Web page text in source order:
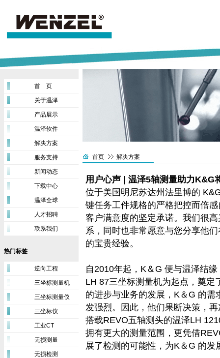
首 页
关于温泽
产品展示
温泽软件
解决方案
服务支持
新闻动态
下载中心
温泽全球
人才招聘
联系我们
热门标签
逆向工程
三坐标测量机
三坐标测量仪
三坐标仪
工业CT
无损测量
无损检测
首页 解决方案
用户心声 | 温泽5轴测量助力K&G
位于美国明尼苏达州法里博的
键任务工件规格的严格把控而倍
客户满意度的坚定承诺。我们很
系，同时也非常愿意与您分享他
的宝贵经验。
自2010年起，K＆G 便与温泽结
LH 87三坐标测量机为起点，奠
的进步与业务的发展，K＆G 的
发强烈。因此，他们果断决策，
搭载REVO五轴测头的温泽LH
拥有更大的测量范围，更凭借
展了检测的可能性，为K＆G 的发